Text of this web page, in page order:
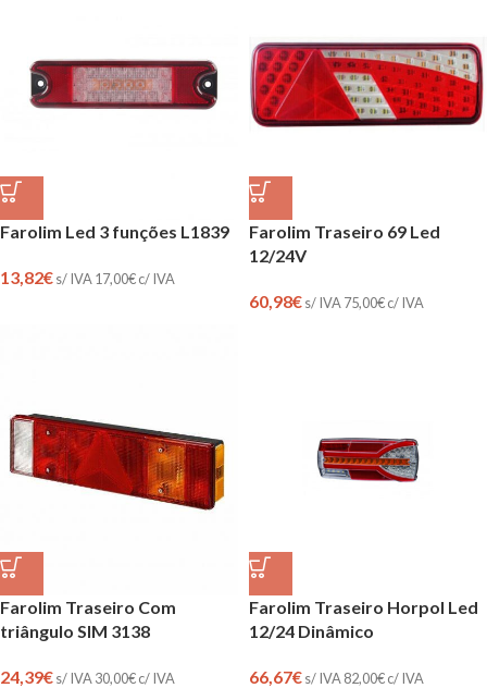
Farolim Led 3 funções L1839
13,82€s/ IVA 17,00€c/ IVA
Farolim Traseiro 69 Led
12/24V
60,98€s/ IVA 75,00€c/ IVA
Farolim Traseiro Com
triângulo SIM 3138
24,39€s/ IVA 30,00€c/ IVA
Farolim Traseiro Horpol Led
12/24 Dinâmico
66,67€s/ IVA 82,00€c/ IVA